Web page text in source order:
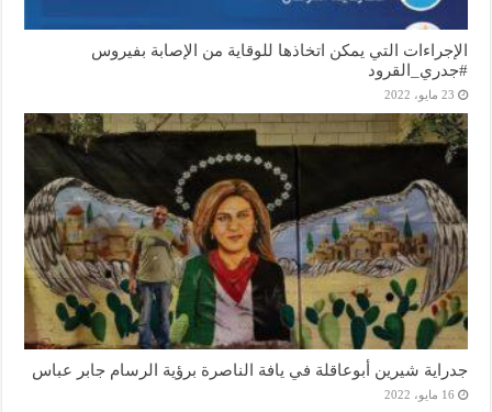
الإجراءات التي يمكن اتخاذها للوقاية من الإصابة بفيروس
#جدري_القرود
23 مايو، 2022
جدراية شيرين أبوعاقلة في يافة الناصرة برؤية الرسام جابر عباس
16 مايو، 2022